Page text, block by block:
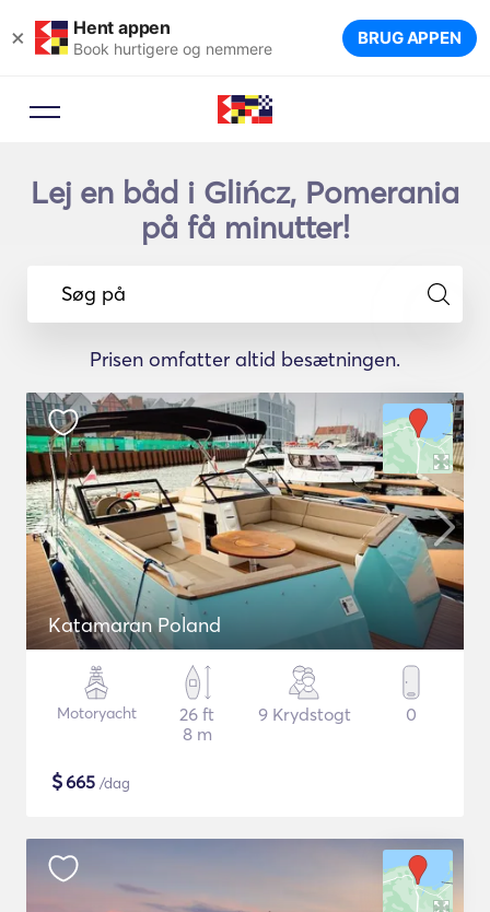
× Hent appen
Book hurtigere og nemmere BRUG APPEN
Lej en båd i Glińcz, Pomerania
på få minutter!
Søg på
Prisen omfatter altid besætningen.
Katamaran Poland
Motoryacht
26 ft
8 m
9 Krydstogt 0
$665 /dag